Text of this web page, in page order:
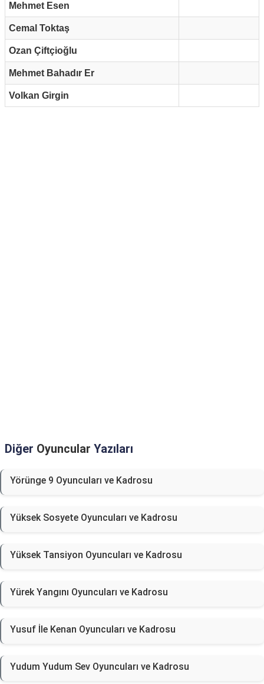
Mehmet Esen
Cemal Toktaş
Ozan Çiftçioğlu
Mehmet Bahadır Er
Volkan Girgin
Diğer Oyuncular Yazıları
Yörünge 9 Oyuncuları ve Kadrosu
Yüksek Sosyete Oyuncuları ve Kadrosu
Yüksek Tansiyon Oyuncuları ve Kadrosu
Yürek Yangını Oyuncuları ve Kadrosu
Yusuf İle Kenan Oyuncuları ve Kadrosu
Yudum Yudum Sev Oyuncuları ve Kadrosu